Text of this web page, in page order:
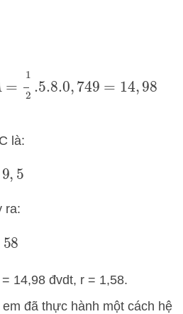
2 .5 .8 .0 749 14 ,98
là:
5
ra:
58
14,98 đvdt, r = 1,58.
đã thực hành một cách hệ